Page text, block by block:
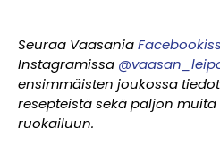
Seuraa Vaasania
Instagramissa
ensimmäisten joukossa
resepteistä sekä paljon
ruokailuun.